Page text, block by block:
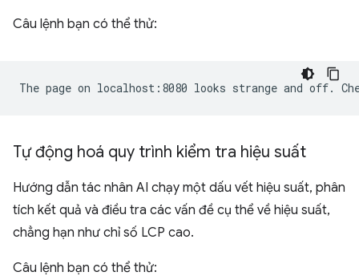
Câu lệnh bạn có thể thử:
Tự động hoá quy trình kiểm tra hiệu suất
Hướng dẫn tác nhân AI chạy một dấu vết hiệu suất, phân
tích kết quả và điều tra các vấn đề cụ thể về hiệu suất,
chẳng hạn như chỉ số LCP cao.
Câu lệnh bạn có thể thử: